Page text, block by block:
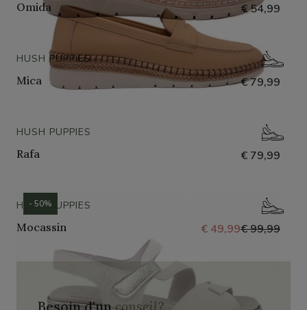
Omida € 54,99
HUSH PUPPIES
Mica € 79,99
HUSH PUPPIES
Rafa € 79,99
HUSH PUPPIES
Mocassin € 49,99€ 99,99
- 50%
Besoin d'unconseil?